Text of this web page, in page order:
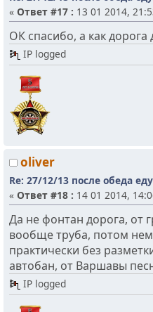
« Ответ #17 : 13 01 2014,
ОК спасибо, а как дорога
IP logged
oliver
Re: 27/12/13 после обеда
« Ответ #18 : 14 01 2014,
Да не фонтан дорога, от
вообще труба, потом
практически без
автобан, от Варшавы
IP logged